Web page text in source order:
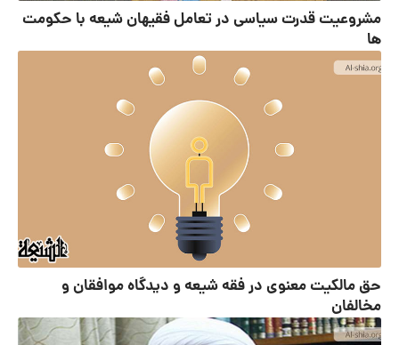
مشروعیت قدرت سیاسی در تعامل فقیهان شیعه با حکومت
ها
حق مالکیت معنوی در فقه شیعه و دیدگاه موافقان و
مخالفان